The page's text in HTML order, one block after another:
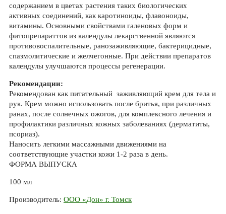
содержанием в цветах растения таких биологических
активных соединений, как каротиноиды, флавоноиды,
витамины. Основными свойствами галеновых форм и
фитопрепараттов из календулы лекарственной являются
противовоспалительные, ранозаживляющие, бактерицидные,
спазмолитические и желчегонные. При действии препаратов
календулы улучшаются процессы регенерации.
Рекомендации:
Рекомендован как питательный заживляющий крем для тела и
рук. Крем можно использовать после бритья, при различных
ранах, после солнечных ожогов, для комплексного лечения и
профилактики различных кожных заболеваниях (дерматиты,
псориаз).
Наносить легкими массажными движениями на
соответствующие участки кожи 1-2 раза в день.
ФОРМА ВЫПУСКА
100 мл
Производитель: ООО «Дон» г. Томск